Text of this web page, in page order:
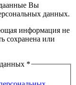
Вы
данных.
информация не
сохранена или
*